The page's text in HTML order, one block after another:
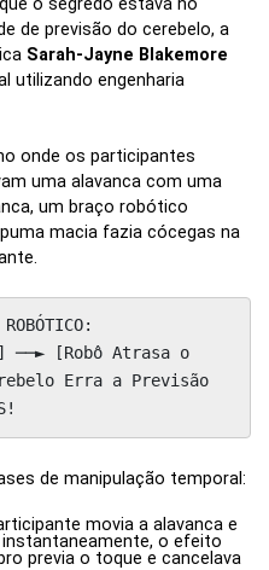
de previsão do cerebelo, a
Sarah-Jayne Blakemore
utilizando engenharia
onde os participantes
uma alavanca com uma
um braço robótico
macia fazia cócegas na
Erra a Previsão
de manipulação temporal:
movia a alavanca e
o efeito
previa o toque e cancelava